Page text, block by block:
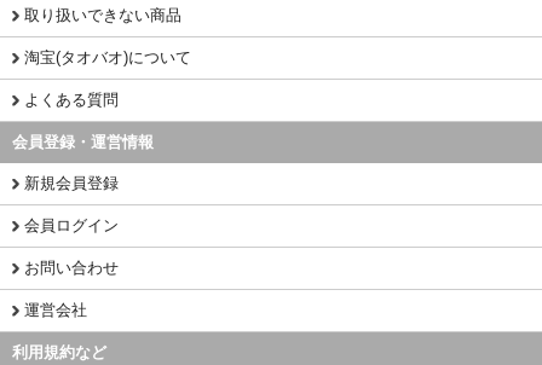
取り扱いできない商品
淘宝(タオバオ)について
よくある質問
会員登録・運営情報
新規会員登録
会員ログイン
お問い合わせ
運営会社
利用規約など